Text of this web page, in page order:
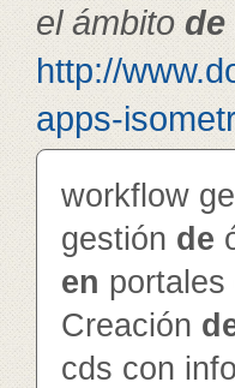
el ámbitode
http://
apps-
workflow
gestión de
en portales
Creación
cds con